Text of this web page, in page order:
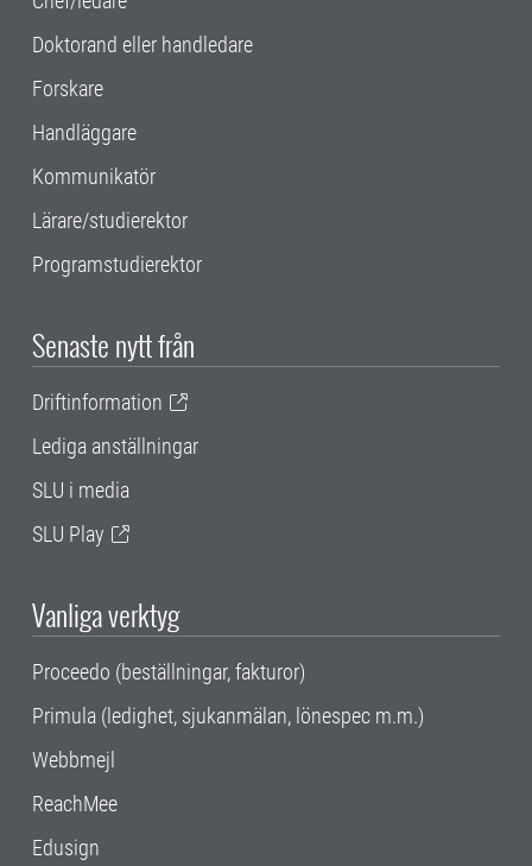
Doktorand eller handledare
Forskare
Handläggare
Kommunikatör
Lärare/studierektor
Programstudierektor
Senaste nytt från
Driftinformation
Lediga anställningar
SLU i media
SLU Play
Vanliga verktyg
Proceedo (beställningar, fakturor)
Primula (ledighet, sjukanmälan, lönespec m.m.)
Webbmejl
ReachMee
Edusign